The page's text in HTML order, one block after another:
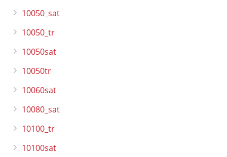
10050_sat
10050_tr
10050sat
10050tr
10060sat
10080_sat
10100_tr
10100sat